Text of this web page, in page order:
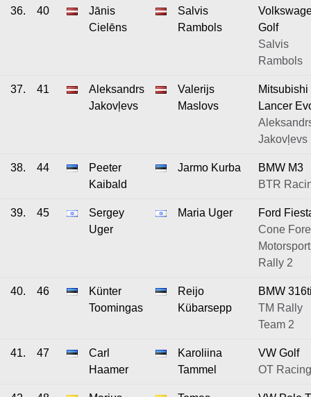
36. 40
Jānis
Cielēns
Salvis
Rambols
Golf
Salvis
Rambols
37. 41
Aleksandrs
Jakovļevs
Valerijs
Maslovs
Mitsubishi
Lancer
Jakovļevs
38. 44
Peeter
Kaibald
Jarmo Kurba
BMW M3
BTR
39. 45
Sergey
Uger
Maria Uger
Ford
Cone
Rally 2
40. 46
Künter
Toomingas
Reijo
Kübarsepp
BMW
TM Rally
Team 2
41. 47
Carl
Haamer
Karoliina
Tammel
VW Golf
OT Racing